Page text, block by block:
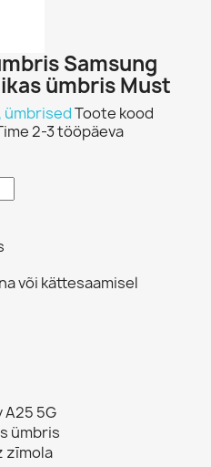
Samsung
ümbris Must
ümbrisedToote kood
2-3 tööpäeva
või kättesaamisel
A25 5G
ümbris
zīmola